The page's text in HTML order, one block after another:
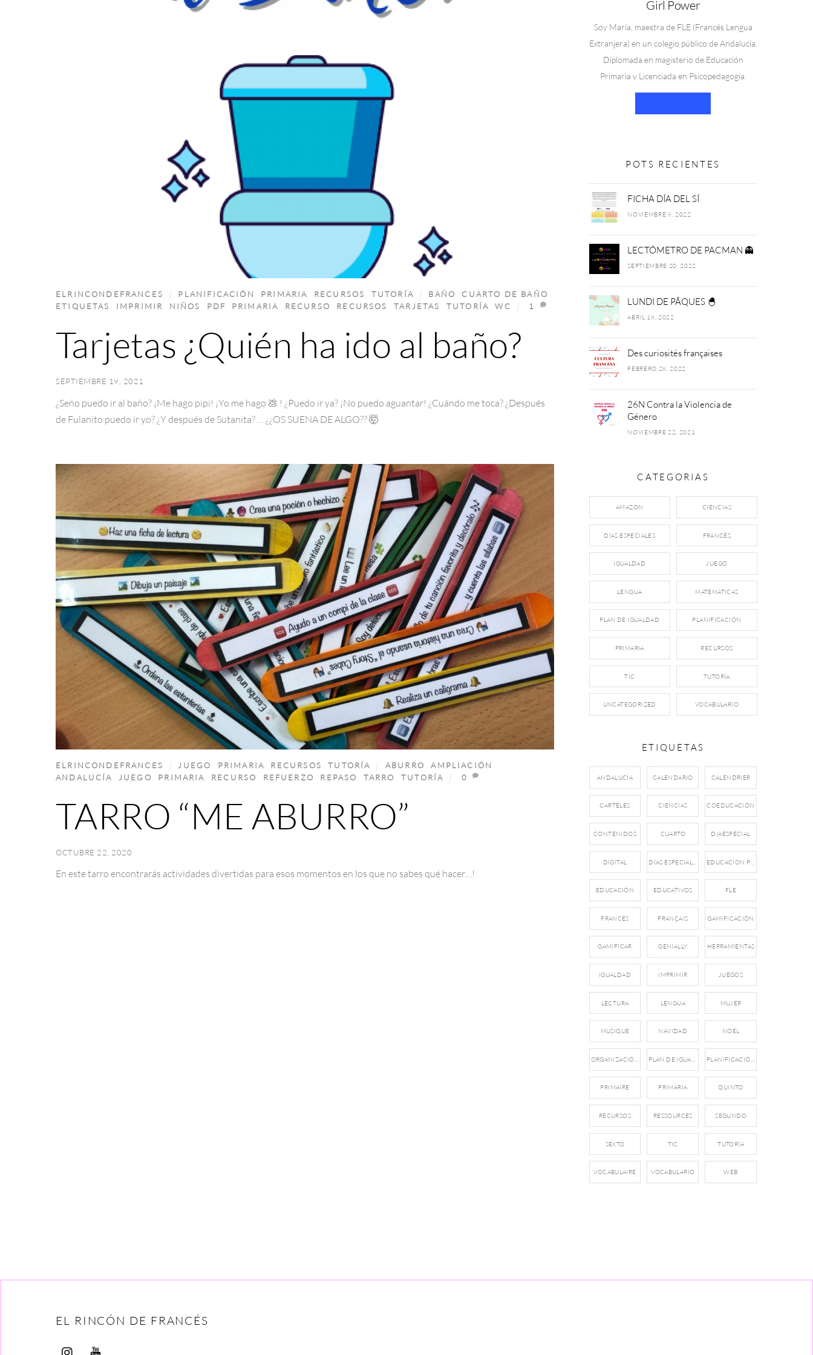
SEPTIEMBRE 19, 2021
Tarjetas ¿Quién ha ido al baño?
ELRINCONDEFRANCES PLANIFICACIÓN PRIMARIA RECURSOS TUTORÍA BAÑO CUARTO DE BAÑO
ETIQUETAS
IMPRIMIR NIÑOS PDF PRIMARIA RECURSO RECURSOS ,TARJETAS TUTORÍA ,WC 1
¿Seño puedo ir al baño? ¡Me hago pipi! ¡Yo me hago 💩 ! ¿Puedo ir ya? ¡No puedo aguantar! ¿Cuándo me toca? ¿Después
de Fulanito puedo ir yo? ¿Y después de Sutanita? … ¿¿OS SUENA DE ALGO?? 🤯
OCTUBRE 22, 2020
TARRO “ME ABURRO”
ELRINCONDEFRANCES JUEGO PRIMARIA RECURSOS ,TUTORÍA ABURRO ,AMPLIACIÓN
ANDALUCÍA
JUEGO PRIMARIA RECURSO REFUERZO REPASO TARRO ,TUTORÍA 0
En este tarro encontrarás actividades divertidas para esos momentos en los que no sabes qué hacer…!
Girl Power
Soy María, maestra de FLE (Francés Lengua
Extranjera) en un colegio público de Andalucía.
Diplomada en magisterio de Educación
Primaria y Licenciada en Psicopedagogía.
POTS RECIENTES
FICHA DÍA DEL SÍ
NOVIEMBRE 6, 2022
LECTÓMETRO DE PACMAN 👻
SEPTIEMBRE 20, 2022
LUNDI DE PÂQUES 🐣
ABRIL 18, 2022
Des curiosités françaises
FEBRERO 28, 2022
26N Contra la Violencia de
Género
NOVIEMBRE 22, 2021
CATEGORIAS
AMAZON CIENCIAS
DÍAS ESPECIALES FRANCÉS
IGUALDAD JUEGO
LENGUA MATEMÁTICAS
PLAN DE IGUALDAD PLANIFICACIÓN
PRIMARIA RECURSOS
TIC TUTORÍA
UNCATEGORIZED VOCABULARIO
ETIQUETAS
ANDALUCÍA CALENDARIO CALENDRIER
CARTELES CIENCIAS COEDUCACIÓN
CONTENIDOS CUARTO DIAESPECIAL
DIGITAL
EDUCACIÓN EDUCATIVOS FLE
FRANCÉS FRANÇAIS GAMIFICACIÓN
GAMIFICAR GENIALLY HERRAMIENTAS
IGUALDAD IMPRIMIR JUEGOS
LECTURA LENGUA MUJER
MUSIQUE NAVIDAD NOEL
PRIMAIRE PRIMARIA QUINTO
RECURSOS RESSOURCES SEGUNDO
SEXTO TIC TUTORÍA
VOCABULAIRE VOCABULARIO WEB
EL RINCÓN DE FRANCÉS